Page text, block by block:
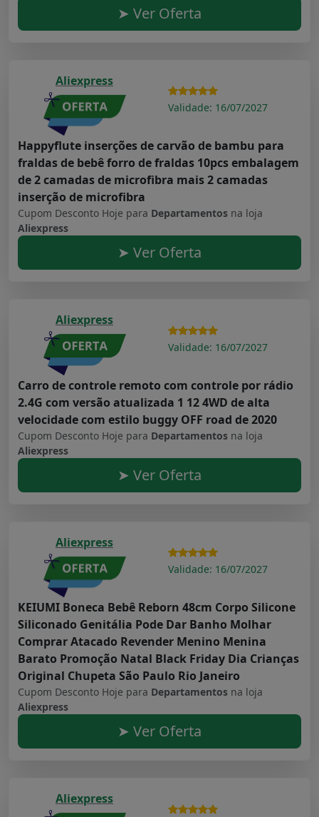
➤ Ver Oferta
Aliexpress
Validade: 16/07/2027
Happyflute inserções de carvão de bambu para
fraldas de bebê forro de fraldas 10pcs embalagem
de 2 camadas de microfibra mais 2 camadas
inserção de microfibra
Cupom Desconto Hoje para Departamentos na loja
Aliexpress
➤ Ver Oferta
Aliexpress
Validade: 16/07/2027
Carro de controle remoto com controle por rádio
2.4G com versão atualizada 1 12 4WD de alta
velocidade com estilo buggy OFF road de 2020
Cupom Desconto Hoje para Departamentos na loja
Aliexpress
➤ Ver Oferta
Aliexpress
Validade: 16/07/2027
KEIUMI Boneca Bebê Reborn 48cm Corpo Silicone
Siliconado Genitália Pode Dar Banho Molhar
Comprar Atacado Revender Menino Menina
Barato Promoção Natal Black Friday Dia Crianças
Original Chupeta São Paulo Rio Janeiro
Cupom Desconto Hoje para Departamentos na loja
Aliexpress
➤ Ver Oferta
Aliexpress